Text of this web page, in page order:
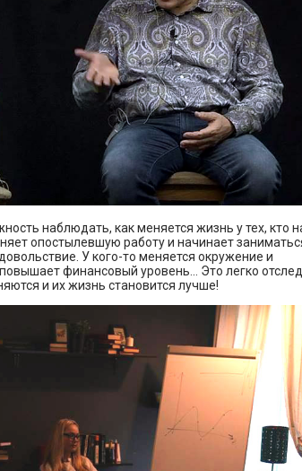
наблюдать, как меняется жизнь у тех, кто
опостылевшую работу и начинает
У кого-то меняется окружение и
финансовый уровень... Это легко
и их жизнь становится лучше!